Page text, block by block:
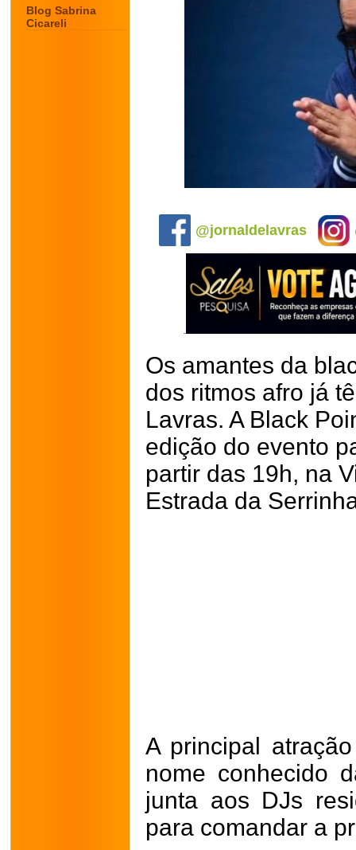
Blog Sabrina
Cicareli
@jornaldelavras
Os amantes da
dos ritmos afro já
Lavras. A Black
edição do evento
partir das 19h, na
Estrada da
A principal
nome conhecido
junta aos DJs
para comandar a